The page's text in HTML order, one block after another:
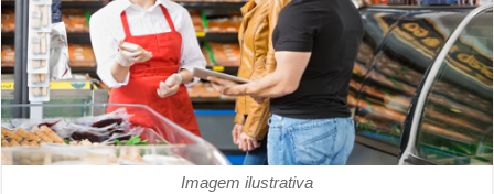
Imagem ilustrativa